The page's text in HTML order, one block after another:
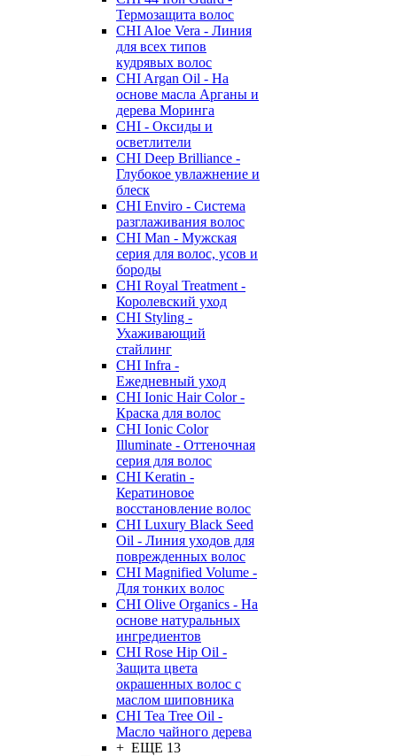
Термозащита волос
CHI Aloe Vera - Линия
для всех типов
кудрявых волос
CHI Argan Oil - На
основе масла Арганы и
дерева Моринга
CHI - Оксиды и
осветлители
CHI Deep Brilliance -
Глубокое увлажнение и
блеск
CHI Enviro - Система
разглаживания волос
CHI Man - Мужская
серия для волос, усов и
бороды
CHI Royal Treatment -
Королевский уход
CHI Styling -
Ухаживающий
стайлинг
CHI Infra -
Ежедневный уход
CHI Ionic Hair Color -
Краска для волос
CHI Ionic Color
Illuminate - Оттеночная
серия для волос
CHI Keratin -
Кератиновое
восстановление волос
CHI Luxury Black Seed
Oil - Линия уходов для
поврежденных волос
CHI Magnified Volume -
Для тонких волос
CHI Olive Organics - На
основе натуральных
ингредиентов
CHI Rose Hip Oil -
Защита цвета
окрашенных волос с
маслом шиповника
CHI Tea Tree Oil -
Масло чайного дерева
+ ЕЩЕ 13